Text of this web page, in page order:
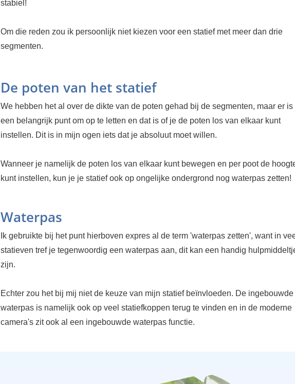
stabiel!
Om die reden zou ik persoonlijk niet kiezen voor een statief met meer dan drie
segmenten.
De poten van het statief
We hebben het al over de dikte van de poten gehad bij de segmenten, maar er is
een belangrijk punt om op te letten en dat is of je de poten los van elkaar kunt
instellen. Dit is in mijn ogen iets dat je absoluut moet willen.
Wanneer je namelijk de poten los van elkaar kunt bewegen en per poot de
kunt instellen, kun je je statief ook op ongelijke ondergrond nog waterpas zetten!
Waterpas
Ik gebruikte bij het punt hierboven expres al de term 'waterpas zetten', want in
statieven tref je tegenwoordig een waterpas aan, dit kan een handig
zijn.
Echter zou het bij mij niet de keuze van mijn statief beïnvloeden. De ingebouwde
waterpas is namelijk ook op veel statiefkoppen terug te vinden en in de moderne
camera's zit ook al een ingebouwde waterpas functie.